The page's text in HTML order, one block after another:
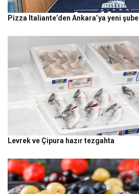
Pizza Italiante’den Ankara’ya yeni şube
Levrek ve Çipura hazır tezgahta